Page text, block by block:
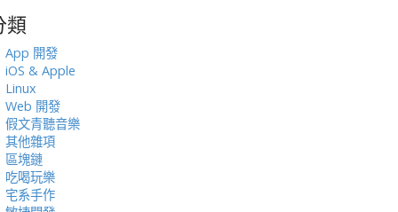
類
App 開發
iOS & Apple
Linux
Web 開發
假文青聽音樂
其他雜項
區塊鏈
吃喝玩樂
宅系手作